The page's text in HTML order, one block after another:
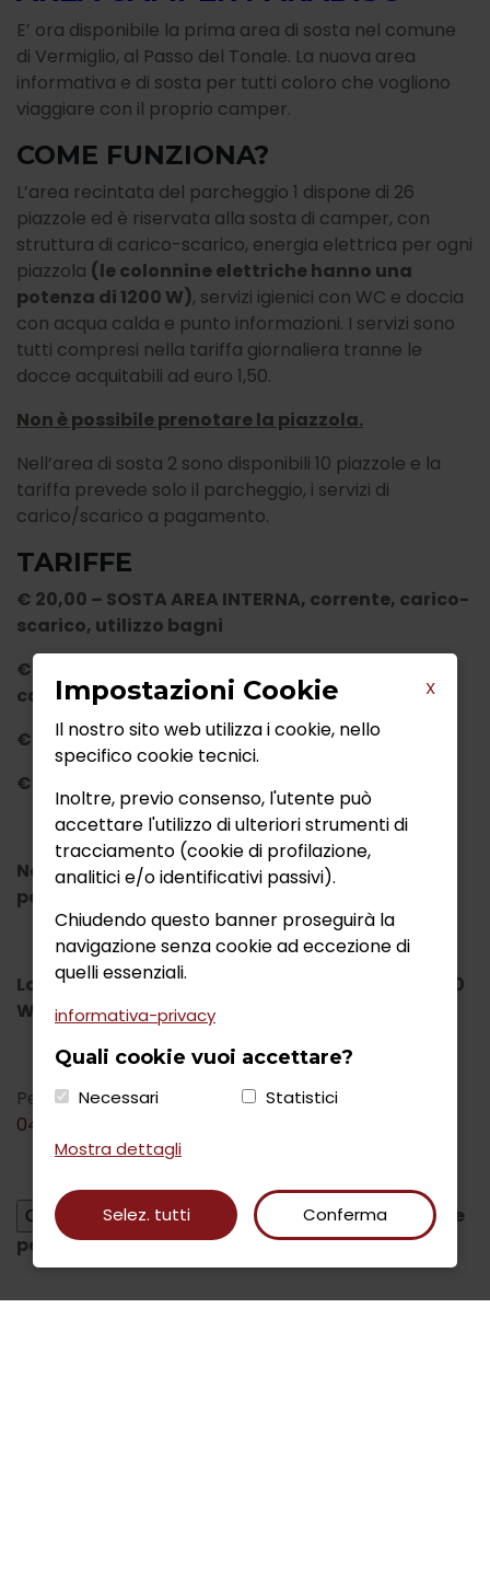
E’ ora disponibile la prima area di sosta nel comune
di Vermiglio, al Passo del Tonale. La nuova area
informativa e di sosta per tutti coloro che vogliono
viaggiare con il proprio camper.
COME FUNZIONA?
L’area recintata del parcheggio 1 dispone di 26
piazzole ed è riservata alla sosta di camper, con
struttura di carico-scarico, energia elettrica per ogni
piazzola (le colonnine elettriche hanno una
potenza di 1200 W), servizi igienici con WC e doccia
con acqua calda e punto informazioni. I servizi sono
tutti compresi nella tariffa giornaliera tranne le
docce acquitabili ad euro 1,50.
Non è possibile prenotare la piazzola.
Nell’area di sosta 2 sono disponibili 10 piazzole e la
tariffa prevede solo il parcheggio, i servizi di
carico/scarico a pagamento.
TARIFFE
€ 20,00 – SOSTA AREA INTERNA, corrente, carico-
scarico, utilizzo bagni
€ 10,00 - SOSTA ESTERNA NEL P2 (non incluso
camper service)
€ 5,00 - CAMPER SERVICE
€. 1,50 - DOCCIA
Non è consentito l’accesso alle roulotte e non è
possibile prenotare la piazzola.
La potenza disponibile per ogni camper è di 1200
W
Per ulteriori informazioni contattare i num.
0463.758200
per scaricare le istruzioni complete
per entrare/uscire dall'area camper
X
Impostazioni Cookie
Il nostro sito web utilizza i cookie, nello
specifico cookie tecnici.
Inoltre, previo consenso, l'utente può
accettare l'utilizzo di ulteriori strumenti di
tracciamento (cookie di profilazione,
analitici e/o identificativi passivi).
Chiudendo questo banner proseguirà la
navigazione senza cookie ad eccezione di
quelli essenziali.
informativa-privacy
Quali cookie vuoi accettare?
Necessari Statistici
Mostra dettagli
Selez. tutti Conferma